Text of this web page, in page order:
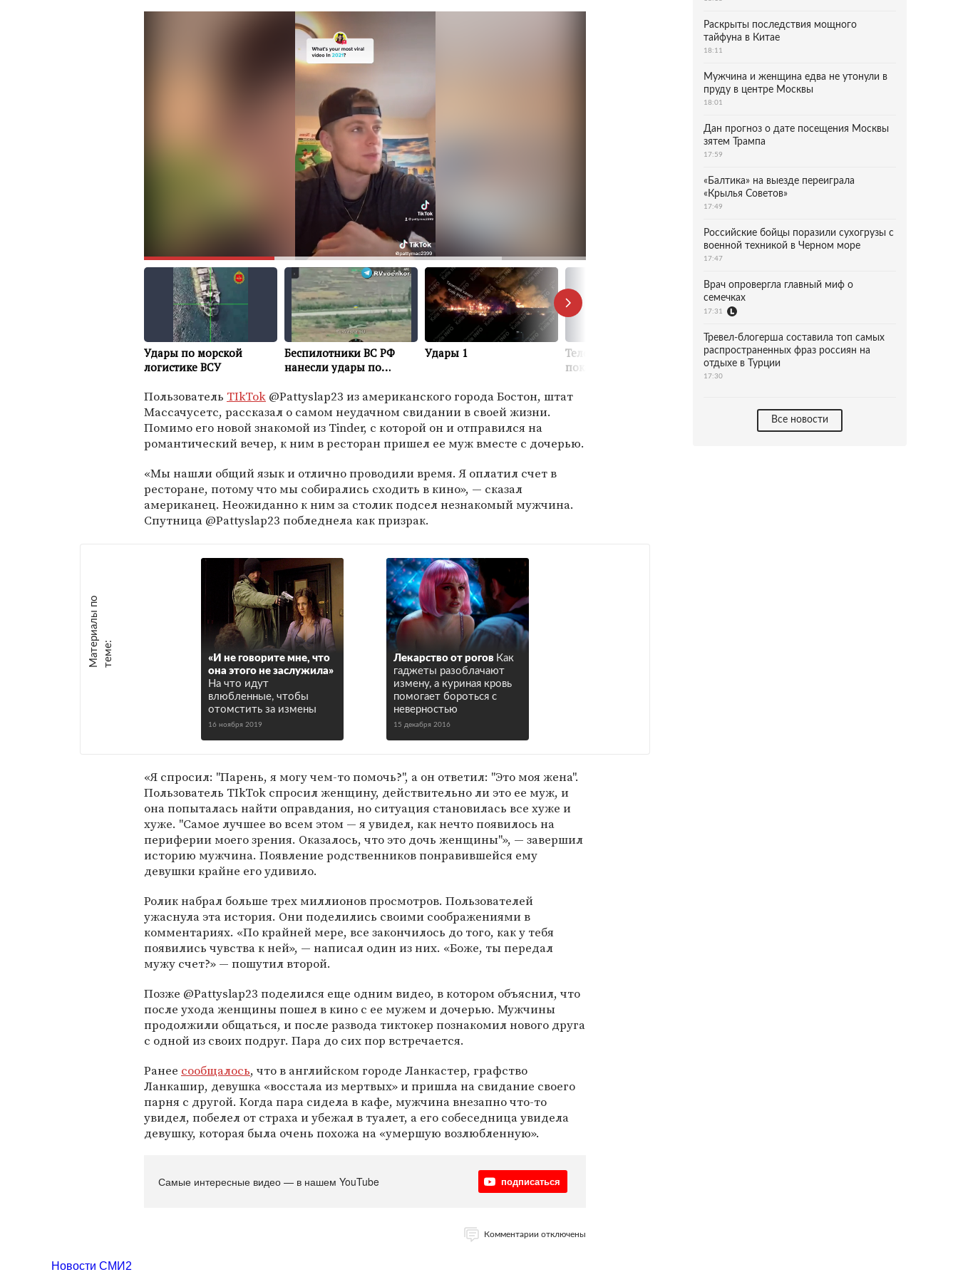
Пользователь TIkTok @Pattyslap23 из американского города Бостон, штат
Массачусетс, рассказал о самом неудачном свидании в своей жизни.
Помимо его новой знакомой из Tinder, с которой он и отправился на
романтический вечер, к ним в ресторан пришел ее муж вместе с дочерью.
«Мы нашли общий язык и отлично проводили время. Я оплатил счет в
ресторане, потому что мы собирались сходить в кино», — сказал
американец. Неожиданно к ним за столик подсел незнакомый мужчина.
Спутница @Pattyslap23 побледнела как призрак.
М
а
т е
р
и
а
л
ы
п
о
т
е
м
е :
«И не говорите мне, что
она этого не заслужила»
На что идут
влюбленные, чтобы
отомстить за измены
16 ноября 2019
Лекарство от рогов Как
гаджеты разоблачают
измену, а куриная кровь
помогает бороться с
неверностью
15 декабря 2016
«Я спросил: "Парень, я могу чем-то помочь?", а он ответил: "Это моя жена".
Пользователь TIkTok спросил женщину, действительно ли это ее муж, и
она попыталась найти оправдания, но ситуация становилась все хуже и
хуже. "Самое лучшее во всем этом — я увидел, как нечто появилось на
периферии моего зрения. Оказалось, что это дочь женщины"», — завершил
историю мужчина. Появление родственников понравившейся ему
девушки крайне его удивило.
Ролик набрал больше трех миллионов просмотров. Пользователей
ужаснула эта история. Они поделились своими соображениями в
комментариях. «По крайней мере, все закончилось до того, как у тебя
появились чувства к ней», — написал один из них. «Боже, ты передал
мужу счет?» — пошутил второй.
Позже @Pattyslap23 поделился еще одним видео, в котором объяснил, что
после ухода женщины пошел в кино с ее мужем и дочерью. Мужчины
продолжили общаться, и после развода тиктокер познакомил нового друга
с одной из своих подруг. Пара до сих пор встречается.
Ранее сообщалось, что в английском городе Ланкастер, графство
Ланкашир, девушка «восстала из мертвых» и пришла на свидание своего
парня с другой. Когда пара сидела в кафе, мужчина внезапно что-то
увидел, побелел от страха и убежал в туалет, а его собеседница увидела
девушку, которая была очень похожа на «умершую возлюбленную».
Самые интересные видео — в нашем YouTube подписаться
Комментарии отключены
Раскрыты последствия мощного
тайфуна в Китае
18:11
Мужчина и женщина едва не утонули в
пруду в центре Москвы
18:01
Дан прогноз о дате посещения Москвы
зятем Трампа
17:59
«Балтика» на выезде переиграла
«Крылья Советов»
17:49
Российские бойцы поразили сухогрузы с
военной техникой в Черном море
17:47
Врач опровергла главный миф о
семечках
17:31
Тревел-блогерша составила топ самых
распространенных фраз россиян на
отдыхе в Турции
17:30
Все новости
Новости СМИ2